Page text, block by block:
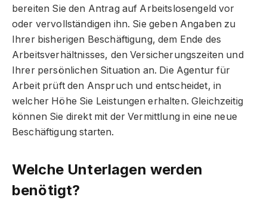
bereiten Sie den Antrag auf Arbeitslosengeld vor
oder vervollständigen ihn. Sie geben Angaben zu
Ihrer bisherigen Beschäftigung, dem Ende des
Arbeitsverhältnisses, den Versicherungszeiten und
Ihrer persönlichen Situation an. Die Agentur für
Arbeit prüft den Anspruch und entscheidet, in
welcher Höhe Sie Leistungen erhalten. Gleichzeitig
können Sie direkt mit der Vermittlung in eine neue
Beschäftigung starten.
Welche Unterlagen werden
benötigt?